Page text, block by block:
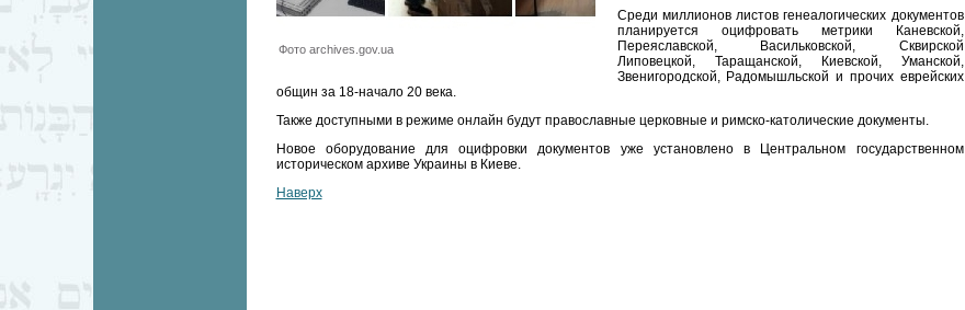
Фото archives.gov.ua
Среди миллионов листов генеалогических документов
планируется оцифровать метрики Каневской,
Переяславской, Васильковской, Сквирской
Липовецкой, Таращанской, Киевской, Уманской,
Звенигородской, Радомышльской и прочих еврейских
общин за 18-начало 20 века.
Также доступными в режиме онлайн будут православные церковные и римско-католические документы.
Новое оборудование для оцифровки документов уже установлено в Центральном государственном
историческом архиве Украины в Киеве.
Наверх